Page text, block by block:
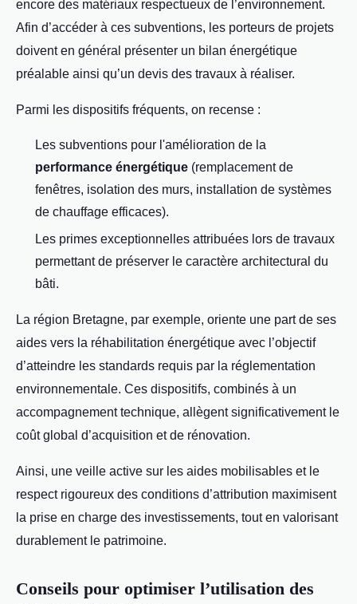
encore des matériaux respectueux de l’environnement.
Afin d’accéder à ces subventions, les porteurs de projets
doivent en général présenter un bilan énergétique
préalable ainsi qu’un devis des travaux à réaliser.
Parmi les dispositifs fréquents, on recense :
Les subventions pour l'amélioration de la
performance énergétique (remplacement de
fenêtres, isolation des murs, installation de systèmes
de chauffage efficaces).
Les primes exceptionnelles attribuées lors de travaux
permettant de préserver le caractère architectural du
bâti.
La région Bretagne, par exemple, oriente une part de ses
aides vers la réhabilitation énergétique avec l’objectif
d’atteindre les standards requis par la réglementation
environnementale. Ces dispositifs, combinés à un
accompagnement technique, allègent significativement le
coût global d’acquisition et de rénovation.
Ainsi, une veille active sur les aides mobilisables et le
respect rigoureux des conditions d’attribution maximisent
la prise en charge des investissements, tout en valorisant
durablement le patrimoine.
Conseils pour optimiser l’utilisation des